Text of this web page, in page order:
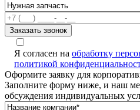
Я согласен на обработку
политикой
Оформите заявку для
Заполните форму ниже, и наш
обсуждения индивидуальных